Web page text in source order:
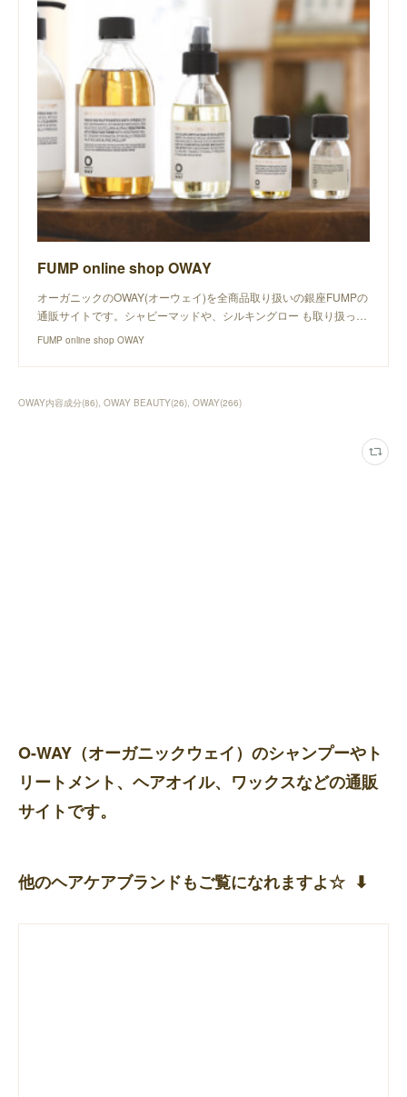
FUMP online shop OWAY
オーガニックのOWAY(オーウェイ)を全商品取り扱いの銀座FUMPの
通販サイトです。シャビーマッドや、シルキングロー も取り扱っ…
FUMP online shop OWAY
OWAY内容成分(86) OWAY BEAUTY(26) OWAY(266)
O-WAY（オーガニックウェイ）のシャンプーやト
リートメント、ヘアオイル、ワックスなどの通販
サイトです。
他のヘアケアブランドもご覧になれますよ☆ ⬇︎